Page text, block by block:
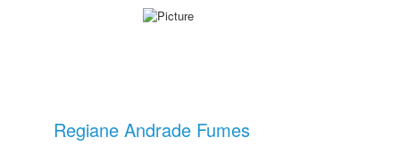
Regiane Andrade Fumes